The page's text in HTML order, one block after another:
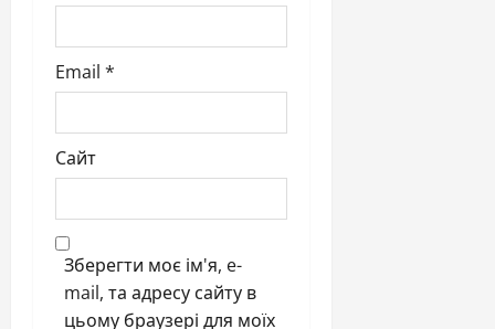
Email *
Сайт
Зберегти моє ім'я, e-
mail, та адресу сайту в
цьому браузері для моїх